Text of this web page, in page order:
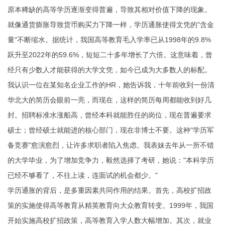
原本稀缺的高等学历逐渐变得普遍，导致其相对价值下降的现象。
就像通货膨胀导致货币购买力下降一样，学历通胀使得文凭的"含金
量"不断缩水。据统计，我国高等教育毛入学率已从1998年的9.8%
跃升至2022年的59.6%，短短二十多年增长了六倍。这意味着，曾
经只有少数人才能获得的大学文凭，如今已成为大多数人的标配。
我认识一位在某知名企业工作的HR，她告诉我，十年前收到一份清
华北大的简历会眼前一亮，而现在，这样的简历每周都能收到好几
封。招聘标准水涨船高，曾经本科就能胜任的岗位，现在普遍要求
硕士；曾经硕士就能进的核心部门，现在非博士不要。这种"学历军
备竞赛"愈演愈烈，让许多求职者陷入焦虑。我表妹去年从一所不错
的大学毕业，为了增加竞争力，毅然选择了考研，她说："本科学历
已经不够看了，不往上读，连面试的机会都少。"
学历通胀的背后，是多重因素共同作用的结果。首先，高校扩招政
策的实施使得高等教育从精英教育向大众教育转变。1999年，我国
开始实施高校扩招政策，高等教育入学人数大幅增加。其次，就业